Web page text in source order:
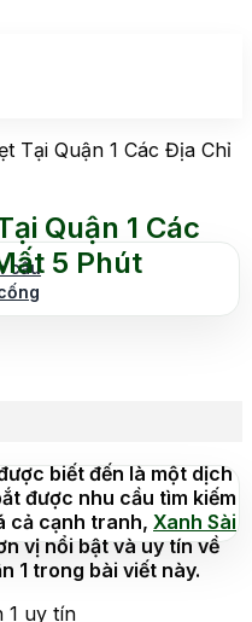
cầu
Tại Quận 1 Các Địa Chỉ
Quận 1 Các
5 Phút
biết đến là một dịch
được nhu cầu tìm kiếm
cả cạnh tranh, Xanh Sài
vị nổi bật và uy tín về
1 trong bài viết này.